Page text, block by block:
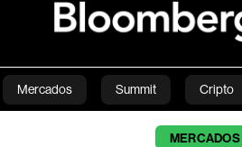
Mercados Summit Cripto
Estilo de vida
MERCADOS